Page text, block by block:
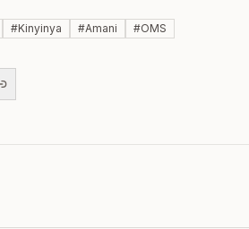
#Kinyinya #Amani #OMS